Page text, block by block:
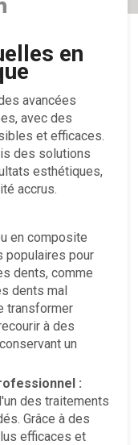
en
avancées
avec des
et efficaces.
des solutions
esthétiques,
accrus.
en composite
populaires pour
dents, comme
dents mal
transformer
à des
un
:
des traitements
Grâce à des
efficaces et